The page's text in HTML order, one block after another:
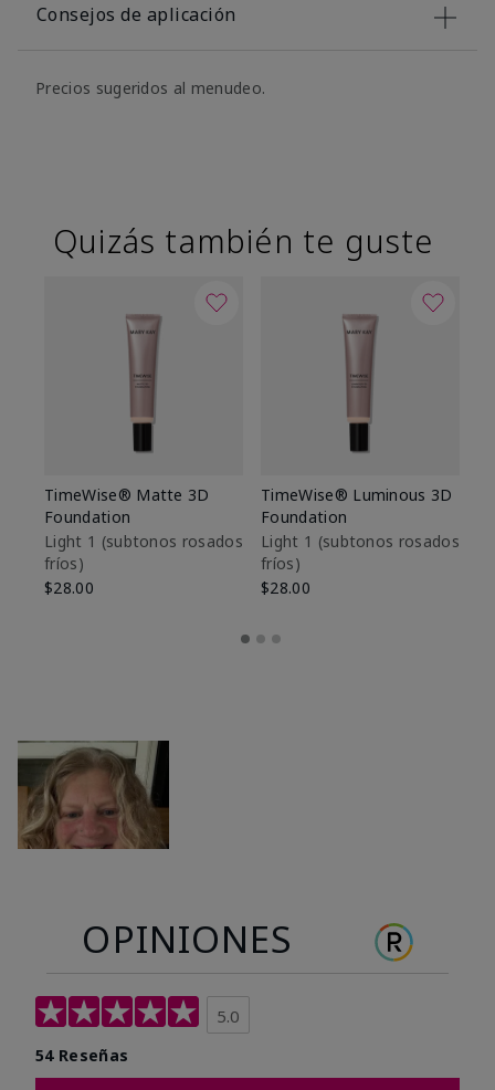
Consejos de aplicación
Precios sugeridos al menudeo.
Quizás también te guste
TimeWise® Matte 3D
Foundation
Light 1​ (subtonos rosados
fríos)
$28.00
TimeWise® Luminous 3D
Foundation
Light 1​ (subtonos rosados
fríos)
$28.00
OPINIONES
5.0
54 Reseñas